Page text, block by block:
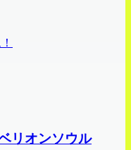
リオンソウル